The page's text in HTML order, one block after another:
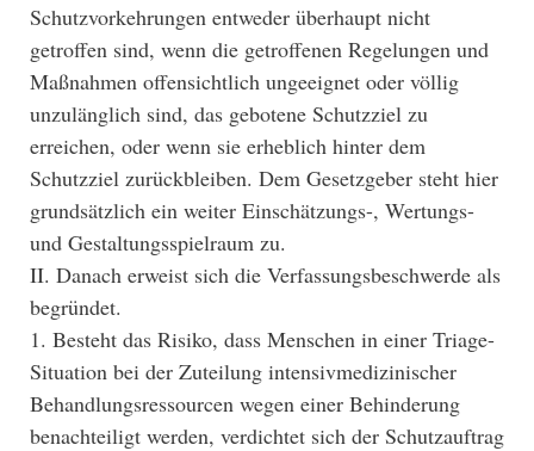
Schutzvorkehrungen entweder überhaupt nicht
getroffen sind, wenn die getroffenen Regelungen und
Maßnahmen offensichtlich ungeeignet oder völlig
unzulänglich sind, das gebotene Schutzziel zu
erreichen, oder wenn sie erheblich hinter dem
Schutzziel zurückbleiben. Dem Gesetzgeber steht hier
grundsätzlich ein weiter Einschätzungs-, Wertungs-
und Gestaltungsspielraum zu.
II. Danach erweist sich die Verfassungsbeschwerde als
begründet.
1. Besteht das Risiko, dass Menschen in einer Triage-
Situation bei der Zuteilung intensivmedizinischer
Behandlungsressourcen wegen einer Behinderung
benachteiligt werden, verdichtet sich der Schutzauftrag